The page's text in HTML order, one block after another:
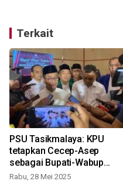
Terkait
PSU Tasikmalaya: KPU
tetapkan Cecep-Asep
sebagai Bupati-Wabup
terpilih
Rabu, 28 Mei 2025